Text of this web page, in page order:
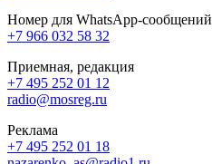
Номер для WhatsApp-сообщений
+7 966 032 58 32
Приемная, редакция
+7 495 252 01 12
radio@mosreg.ru
Реклама
+7 495 252 01 18